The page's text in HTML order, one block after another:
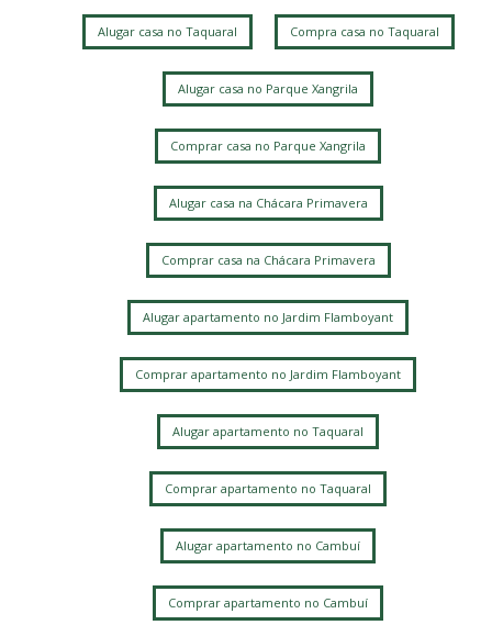
Alugar casa no Taquaral Compra casa no Taquaral
Alugar casa no Parque Xangrila
Comprar casa no Parque Xangrila
Alugar casa na Chácara Primavera
Comprar casa na Chácara Primavera
Alugar apartamento no Jardim Flamboyant
Comprar apartamento no Jardim Flamboyant
Alugar apartamento no Taquaral
Comprar apartamento no Taquaral
Alugar apartamento no Cambuí
Comprar apartamento no Cambuí